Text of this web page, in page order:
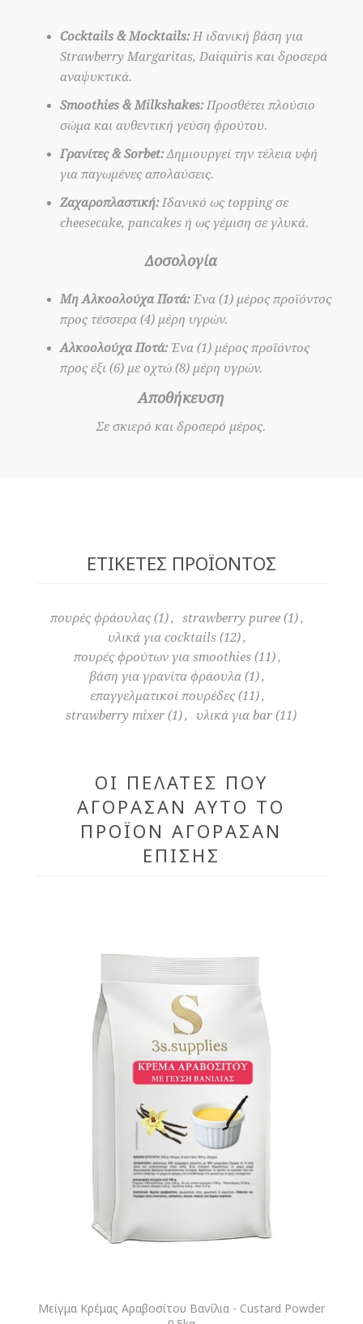
Cocktails & Mocktails:Η ιδανική βάση για
Strawberry Margaritas, Daiquiris και δροσερά
αναψυκτικά.
Smoothies & Milkshakes:Προσθέτει πλούσιο
σώμα και αυθεντική γεύση φρούτου.
Γρανίτες & Sorbet:Δημιουργεί την τέλεια υφή
για παγωμένες απολαύσεις.
Ζαχαροπλαστική:Ιδανικό ως topping σε
cheesecake, pancakes ή ως γέμιση σε γλυκά.
Δοσολογία
Μη Αλκοολούχα Ποτά:Ένα (1) μέρος προϊόντος
προς τέσσερα (4) μέρη υγρών.
Αλκοολούχα Ποτά:Ένα (1) μέρος προϊόντος
προς έξι (6) με οχτώ (8) μέρη υγρών.
Αποθήκευση
Σε σκιερό και δροσερό μέρος.
ΕΤΙΚΈΤΕΣ ΠΡΟΪΌΝΤΟΣ
πουρές φράουλας (1), strawberry puree (1),
υλικά για cocktails (12),
πουρές φρούτων για smoothies (11),
βάση για γρανίτα φράουλα (1),
επαγγελματικοί πουρέδες (11),
strawberry mixer (1), υλικά για bar (11)
ΟΙ ΠΕΛΆΤΕΣ ΠΟΥ
ΑΓΌΡΑΣΑΝ ΑΥΤΌ ΤΟ
ΠΡΟΪΌΝ ΑΓΌΡΑΣΑΝ
ΕΠΊΣΗΣ
Μείγμα Κρέμας Αραβοσίτου Βανίλια - Custard Powder